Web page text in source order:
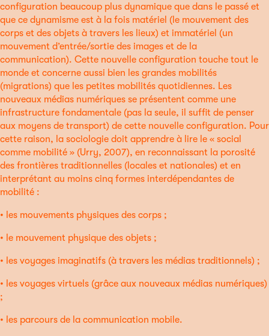
configuration beaucoup plus dynamique que dans le passé et
que ce dynamisme est à la fois matériel (le mouvement des
corps et des objets à travers les lieux) et immatériel (un
mouvement d’entrée/sortie des images et de la
communication). Cette nouvelle configuration touche tout le
monde et concerne aussi bien les grandes mobilités
(migrations) que les petites mobilités quotidiennes. Les
nouveaux médias numériques se présentent comme une
infrastructure fondamentale (pas la seule, il suffit de penser
aux moyens de transport) de cette nouvelle configuration. Pour
cette raison, la sociologie doit apprendre à lire le « social
comme mobilité » (Urry, 2007), en reconnaissant la porosité
des frontières traditionnelles (locales et nationales) et en
interprétant au moins cinq formes interdépendantes de
mobilité :
• les mouvements physiques des corps ;
• le mouvement physique des objets ;
• les voyages imaginatifs (à travers les médias traditionnels) ;
• les voyages virtuels (grâce aux nouveaux médias numériques)
;
• les parcours de la communication mobile.